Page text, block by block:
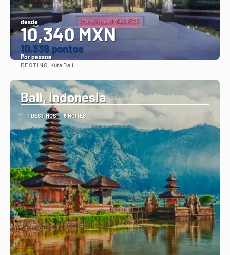
desde
10,340 MXN
10.339 pontos
Por pessoa
DESTINO: Kuta Bali
Bali, Indonesia
1 DESTINOS 6 NOITES